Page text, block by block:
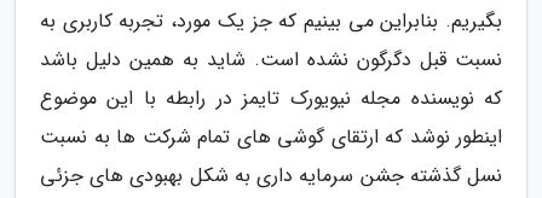
بگیریم. بنابراین می بینیم که جز یک مورد، تجربه کاربری به
نسبت قبل دگرگون نشده است. شاید به همین دلیل باشد
که نویسنده مجله نیویورک تایمز در رابطه با این موضوع
اینطور نوشد که ارتقای گوشی های تمام شرکت ها به نسبت
نسل گذشته جشن سرمایه داری به شکل بهبودی های جزئی